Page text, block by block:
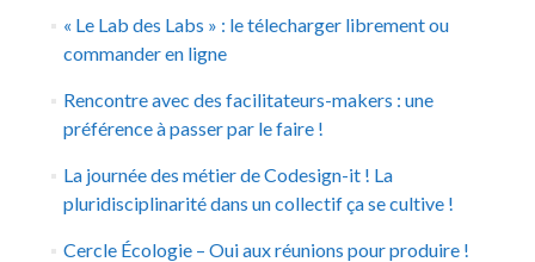
« Le Lab des Labs » : le télecharger librement ou
commander en ligne
Rencontre avec des facilitateurs-makers : une
préférence à passer par le faire !
La journée des métier de Codesign-it ! La
pluridisciplinarité dans un collectif ça se cultive !
Cercle Écologie – Oui aux réunions pour produire !